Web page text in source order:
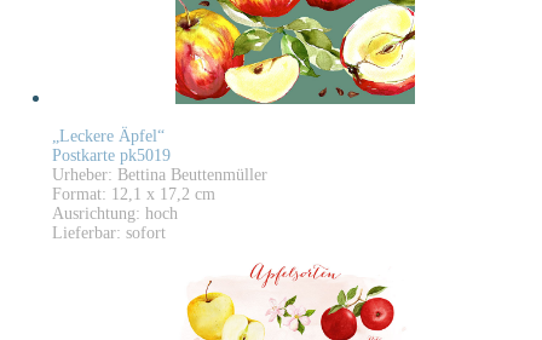
„Leckere Äpfel“
Postkarte pk5019
Urheber: Bettina Beuttenmüller
Format: 12,1 x 17,2 cm
Ausrichtung: hoch
Lieferbar: sofort